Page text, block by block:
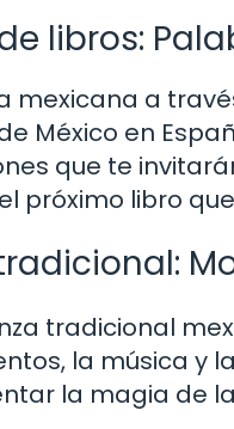
libros:
mexicana a
México en
que te
próximo libro
tradicional
la música y
la magia de